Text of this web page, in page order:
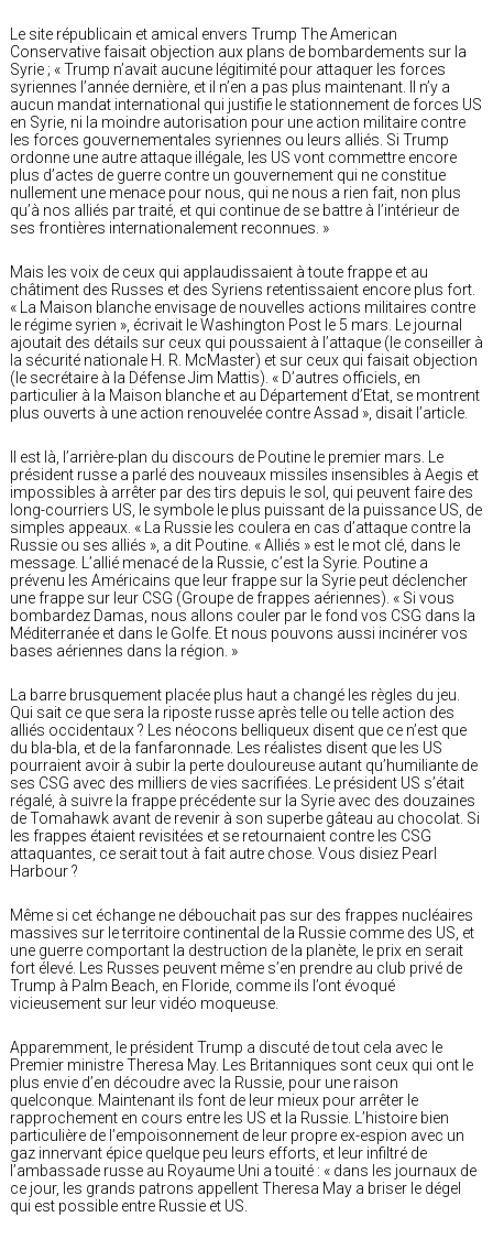
Le site républicain et amical envers Trump The American
Conservative faisait objection aux plans de bombardements sur la
Syrie ; « Trump n’avait aucune légitimité pour attaquer les forces
syriennes l’année dernière, et il n’en a pas plus maintenant. Il n’y a
aucun mandat international qui justifie le stationnement de forces US
en Syrie, ni la moindre autorisation pour une action militaire contre
les forces gouvernementales syriennes ou leurs alliés. Si Trump
ordonne une autre attaque illégale, les US vont commettre encore
plus d’actes de guerre contre un gouvernement qui ne constitue
nullement une menace pour nous, qui ne nous a rien fait, non plus
qu’à nos alliés par traité, et qui continue de se battre à l’intérieur de
ses frontières internationalement reconnues. »
Mais les voix de ceux qui applaudissaient à toute frappe et au
châtiment des Russes et des Syriens retentissaient encore plus fort.
« La Maison blanche envisage de nouvelles actions militaires contre
le régime syrien », écrivait le Washington Post le 5 mars. Le journal
ajoutait des détails sur ceux qui poussaient à l’attaque (le conseiller à
la sécurité nationale H. R. McMaster) et sur ceux qui faisait objection
(le secrétaire à la Défense Jim Mattis). « D’autres officiels, en
particulier à la Maison blanche et au Département d’Etat, se montrent
plus ouverts à une action renouvelée contre Assad », disait l’article.
Il est là, l’arrière-plan du discours de Poutine le premier mars. Le
président russe a parlé des nouveaux missiles insensibles à Aegis et
impossibles à arrêter par des tirs depuis le sol, qui peuvent faire des
long-courriers US, le symbole le plus puissant de la puissance US, de
simples appeaux. « La Russie les coulera en cas d’attaque contre la
Russie ou ses alliés », a dit Poutine. « Alliés » est le mot clé, dans le
message. L’allié menacé de la Russie, c’est la Syrie. Poutine a
prévenu les Américains que leur frappe sur la Syrie peut déclencher
une frappe sur leur CSG (Groupe de frappes aériennes). « Si vous
bombardez Damas, nous allons couler par le fond vos CSG dans la
Méditerranée et dans le Golfe. Et nous pouvons aussi incinérer vos
bases aériennes dans la région. »
La barre brusquement placée plus haut a changé les règles du jeu.
Qui sait ce que sera la riposte russe après telle ou telle action des
alliés occidentaux ? Les néocons belliqueux disent que ce n’est que
du bla-bla, et de la fanfaronnade. Les réalistes disent que les US
pourraient avoir à subir la perte douloureuse autant qu’humiliante de
ses CSG avec des milliers de vies sacrifiées. Le président US s’était
régalé, à suivre la frappe précédente sur la Syrie avec des douzaines
de Tomahawk avant de revenir à son superbe gâteau au chocolat. Si
les frappes étaient revisitées et se retournaient contre les CSG
attaquantes, ce serait tout à fait autre chose. Vous disiez Pearl
Harbour ?
Même si cet échange ne débouchait pas sur des frappes nucléaires
massives sur le territoire continental de la Russie comme des US, et
une guerre comportant la destruction de la planète, le prix en serait
fort élevé. Les Russes peuvent même s’en prendre au club privé de
Trump à Palm Beach, en Floride, comme ils l’ont évoqué
vicieusement sur leur vidéo moqueuse.
Apparemment, le président Trump a discuté de tout cela avec le
Premier ministre Theresa May. Les Britanniques sont ceux qui ont le
plus envie d’en découdre avec la Russie, pour une raison
quelconque. Maintenant ils font de leur mieux pour arrêter le
rapprochement en cours entre les US et la Russie. L’histoire bien
particulière de l’empoisonnement de leur propre ex-espion avec un
gaz innervant épice quelque peu leurs efforts, et leur infiltré de
l’ambassade russe au Royaume Uni a touité : « dans les journaux de
ce jour, les grands patrons appellent Theresa May a briser le dégel
qui est possible entre Russie et US.